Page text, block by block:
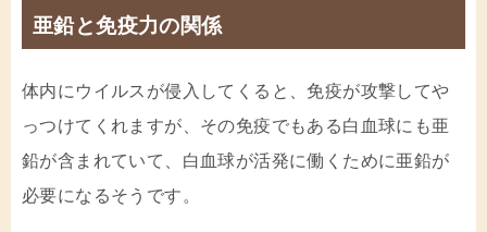
亜鉛と免疫力の関係
体内にウイルスが侵入してくると、免疫が攻撃してや
っつけてくれますが、その免疫でもある白血球にも亜
鉛が含まれていて、白血球が活発に働くために亜鉛が
必要になるそうです。